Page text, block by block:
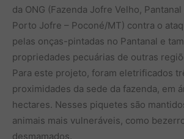
da ONG (Fazenda Jofre Velho,
Porto Jofre – Poconé/MT) contra o
pelas onças-pintadas no Pantanal e
propriedades pecuárias de outras
Para este projeto, foram eletrificados
proximidades da sede da fazenda, em
hectares. Nesses piquetes são
animais mais vulneráveis, como
desmamados.